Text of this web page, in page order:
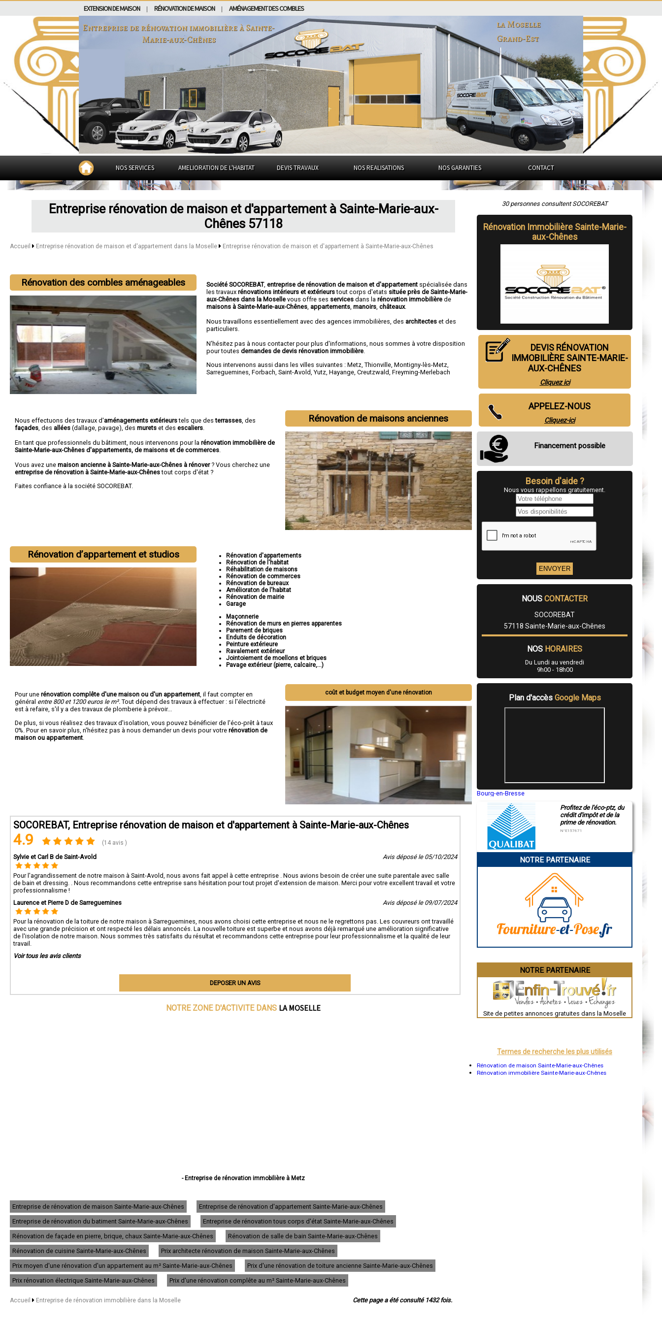
EXTENSION DE MAISON RÉNOVATION DE MAISON AMÉNAGEMENT DES COMBLES
Entreprise de rénovation immobilière àSainte-
Marie-aux-Chênes
la Moselle
Grand-Est
NOS SERVICES AMELIORATION DE L'HABITAT DEVIS TRAVAUX NOS REALISATIONS NOS GARANTIES CONTACT
Entreprise rénovation de maison et d'appartement à Sainte-Marie-aux-
Chênes 57118
Accueil Entreprise rénovation de maison et d'appartement dans la Moselle Entreprise rénovation de maison et d'appartement à Sainte-Marie-aux-Chênes
Rénovation des combles aménageables Société SOCOREBAT,entreprise de rénovation de maison et d'appartement spécialisée dans
les travauxrénovations intérieurs et extérieurstout corps d'etats située près de Sainte-Marie-
aux-Chênes dans la Mosellevous offre ses services dans larénovation immobilière de
maisons à Sainte-Marie-aux-Chênes appartements ,manoirs ,châteaux.
Nous travaillons essentiellement avec des agences immobilières, des architectes et des
particuliers.
N'hésitez pas à nous contacter pour plus d'informations, nous sommes à votre disposition
pour toutesdemandes de devis rénovation immobilière
Nous intervenons aussi dans les villes suivantes :Metz ,Thionville ,Montigny-lès-Metz
Sarreguemines ,Forbach ,Saint-Avold ,Yutz ,Hayange ,Creutzwald ,Freyming-Merlebach
Rénovation de maisons anciennes
Nous effectuons des travaux d'aménagements extérieurstels que desterrasses , des
façades , des allées (dallage, pavage), des murets et des escaliers
En tant que professionnels du bâtiment, nous intervenons pour la rénovation immobilière de
Sainte-Marie-aux-Chênes d'appartements, de maisons et de commerces
Vous avez une maison ancienne à Sainte-Marie-aux-Chênes à rénover? Vous cherchez une
entreprise de rénovation à Sainte-Marie-aux-Chênestout corps d'état ?
Faites confiance à la société SOCOREBAT.
Rénovation d’appartement et studios
Rénovation d'appartements
Rénovation de l'habitat
Réhabilitation de maisons
Rénovation de commerces
Rénovation de bureaux
Amélioraton de l'habitat
Rénovation de mairie
Garage
Maçonnerie
Rénovation de murs en pierres apparentes
Parement de briques
Enduits de décoration
Peinture extérieure
Ravalement extérieur
Jointoiement de moellons et briques
Pavage extérieur (pierre, calcaire,...)
coût et budget moyen d'une rénovation
Pour une rénovation complête d'une maison ou d'un appartement , il faut compter en
général entre 800 et 1200 euros le m². Tout dépend des travaux à effectuer : si l'électricité
est à refaire, s'il y a des travaux de plomberie à prévoir...
De plus, si vous réalisez des travaux d'isolation, vous pouvez bénéficier de l'éco-prêt à taux
0%. Pour en savoir plus, n'hésitez pas à nous demander un devis pour votre rénovation de
maison ou appartement
SOCOREBAT, Entreprise rénovation de maison et d'appartement à Sainte-Marie-aux-Chênes
4.9 (14 avis )
Sylvie et Carl B de Saint-Avold Avis déposé le 05/10/2024
Pour l'agrandissement de notre maison à Saint-Avold, nous avons fait appel à cette entreprise . Nous avions besoin de créer une suite parentale avec salle
de bain et dressing. . Nous recommandons cette entreprise sans hésitation pour tout projet d'extension de maison. Merci pour votre excellent travail et votre
professionnalisme !
Laurence et Pierre D de Sarreguemines
Avis déposé le 09/07/2024
Pour la rénovation de la toiture de notre maison à Sarreguemines, nous avons choisi cette entreprise et nous ne le regrettons pas. Les couvreurs ont travaillé
avec une grande précision et ont respecté les délais annoncés. La nouvelle toiture est superbe et nous avons déjà remarqué une amélioration significative
de l'isolation de notre maison. Nous sommes très satisfaits du résultat et recommandons cette entreprise pour leur professionnalisme et la qualité de leur
travail.
Voir tous les avis clients
DEPOSER UN AVIS
NOTRE ZONE D'ACTIVITE DANS LA MOSELLE
- Entreprise de rénovation immobilière à Metz
- Entreprise de rénovation immobilière à Sarreguemines
- Entreprise de rénovation immobilière à Forbach
- Entreprise de rénovation immobilière à Saint-Avold
- Entreprise de rénovation immobilière à Yutz
- Entreprise de rénovation immobilière à Hayange
- Entreprise de rénovation immobilière à Creutzwald
- Entreprise de rénovation immobilière à Freyming-Merlebach
- Entreprise de rénovation immobilière à Sarrebourg
- Entreprise de rénovation immobilière à Woippy
- Entreprise de rénovation immobilière à Stiring-Wendel
- Entreprise de rénovation immobilière à Florange
Entreprise de rénovation de maison Sainte-Marie-aux-Chênes
Entreprise de rénovation d'appartement Sainte-Marie-aux-Chênes
Entreprise de rénovation du batiment Sainte-Marie-aux-Chênes
Entreprise de rénovation tous corps d'état Sainte-Marie-aux-Chênes
Rénovation de façade en pierre, brique, chaux Sainte-Marie-aux-Chênes
Rénovation de salle de bain Sainte-Marie-aux-Chênes
Rénovation de cuisine Sainte-Marie-aux-Chênes
Prix architecte rénovation de maison Sainte-Marie-aux-Chênes
Prix moyen d'une rénovation d'un appartement au m² Sainte-Marie-aux-Chênes
Prix d'une rénovation de toiture ancienne Sainte-Marie-aux-Chênes
Prix rénovation électrique Sainte-Marie-aux-Chênes
Prix d'une rénovation complête au m² Sainte-Marie-aux-Chênes
Cette page a été consulté 1432 fois.
Accueil Entreprise de rénovation immobilière dans la Moselle
30 personnes consultent SOCOREBAT
Rénovation Immobilière Sainte-Marie-
aux-Chênes
DEVIS RÉNOVATION
IMMOBILIÈRE SAINTE-MARIE-
AUX-CHÊNES
Cliquez ici
APPELEZ-NOUS
Cliquez-ici
Financement possible
Besoin d'aide ?
Nous vous rappellons gratuitement.
NOUS CONTACTER
SOCOREBAT
57118 Sainte-Marie-aux-Chênes
NOS HORAIRES
Du Lundi au vendredi
9h00 - 18h00
Plan d'accès Google Maps
Bourg-en-Bresse
Montluçon
Manosque
Gap
Charleville-Mézières
Pamiers
Narbonne
Brive-la-Gaillarde
Guéret
Besançon
Évreux
Chartres
Nîmes
Auch
Dole
Mont-de-Marsan
Profitez de l'éco-ptz, du
crédit d'impôt et de la
prime de rénovation.
N°E157671
NOTRE PARTENAIRE
NOTRE PARTENAIRE
Site de petites annonces gratuites dans la Moselle
Termes de recherche les plus utilisés
Rénovation de maison Sainte-Marie-aux-Chênes
Rénovation immobilière Sainte-Marie-aux-Chênes